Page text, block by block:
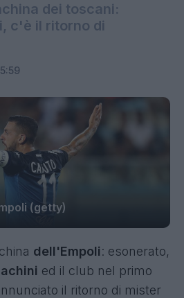
dei toscani:
c'è il ritorno di
(getty)
dell'Empoli: esonerato,
ed il club nel primo
il ritorno di mister